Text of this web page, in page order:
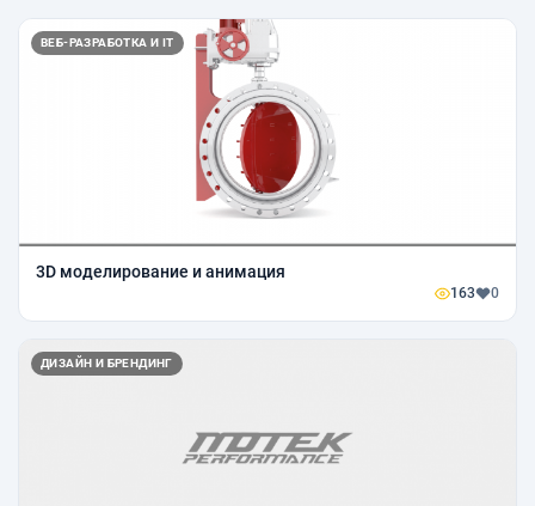
ВЕБ-РАЗРАБОТКА И IT
3D моделирование и анимация
163 0
ДИЗАЙН И БРЕНДИНГ